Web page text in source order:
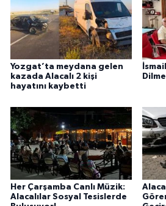
Yozgat’ta meydana gelen
kazada Alacalı 2 kişi
hayatını kaybetti
Her Çarşamba Canlı Müzik:
Alacalılar Sosyal Tesislerde